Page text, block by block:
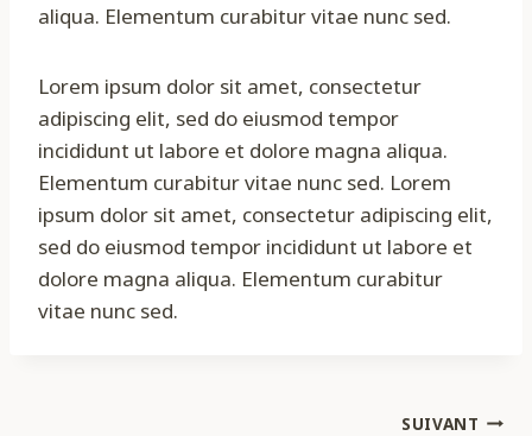
aliqua. Elementum curabitur vitae nunc sed.
Lorem ipsum dolor sit amet, consectetur
adipiscing elit, sed do eiusmod tempor
incididunt ut labore et dolore magna aliqua.
Elementum curabitur vitae nunc sed. Lorem
ipsum dolor sit amet, consectetur adipiscing elit,
sed do eiusmod tempor incididunt ut labore et
dolore magna aliqua. Elementum curabitur
vitae nunc sed.
SUIVANT